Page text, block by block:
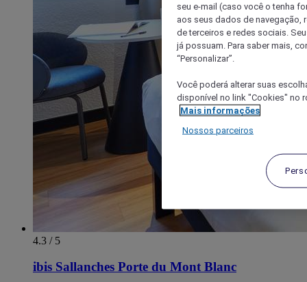
4.3 / 5
ibis Sallanches Porte du Mont Blanc
seu e-mail (caso você o tenha
aos seus dados de navegação,
de terceiros e redes sociais.
já possuam. Para saber mais,
“Personalizar”.
Você poderá alterar suas
disponível no link "Cookies" no
Mais informações
Nossos parceiros